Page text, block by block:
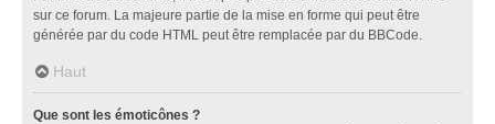
sur ce forum. La majeure partie de la mise en forme qui peut être
générée par du code HTML peut être remplacée par du BBCode.
Haut
Que sont les émoticônes ?